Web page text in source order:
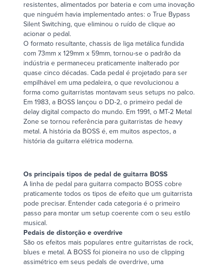
resistentes, alimentados por bateria e com uma inovação
que ninguém havia implementado antes: o True Bypass
Silent Switching, que eliminou o ruído de clique ao
acionar o pedal.
O formato resultante, chassis de liga metálica fundida
com 73mm x 129mm x 59mm, tornou-se o padrão da
indústria e permaneceu praticamente inalterado por
quase cinco décadas. Cada pedal é projetado para ser
empilhável em uma pedaleira, o que revolucionou a
forma como guitarristas montavam seus setups no palco.
Em 1983, a BOSS lançou o DD-2, o primeiro pedal de
delay digital compacto do mundo. Em 1991, o MT-2 Metal
Zone se tornou referência para guitarristas de heavy
metal. A história da BOSS é, em muitos aspectos, a
história da guitarra elétrica moderna.
Os principais tipos de pedal de guitarra BOSS
A linha de pedal para guitarra compacto BOSS cobre
praticamente todos os tipos de efeito que um guitarrista
pode precisar. Entender cada categoria é o primeiro
passo para montar um setup coerente com o seu estilo
musical.
Pedais de distorção e overdrive
São os efeitos mais populares entre guitarristas de rock,
blues e metal. A BOSS foi pioneira no uso de clipping
assimétrico em seus pedals de overdrive, uma